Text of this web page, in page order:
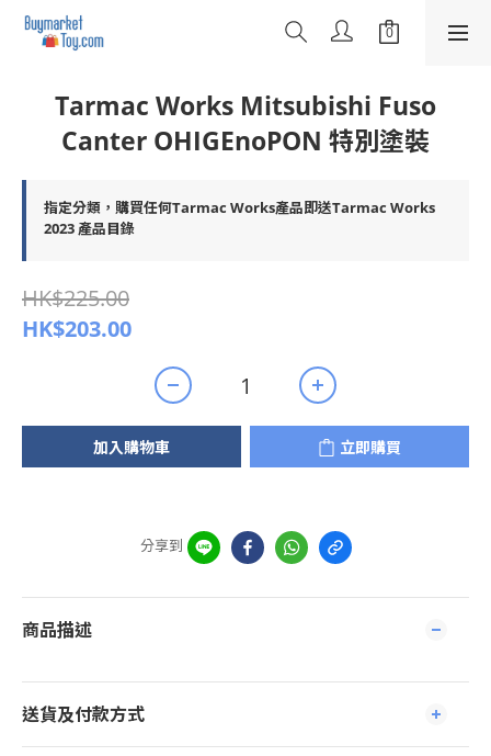
Tarmac Works Mitsubishi Fuso
Canter OHIGEnoPON 特別塗裝
指定分類，購買任何Tarmac Works產品即送Tarmac Works
2023 產品目錄
HK$225.00
HK$203.00
加入購物車 立即購買
分享到
商品描述
送貨及付款方式